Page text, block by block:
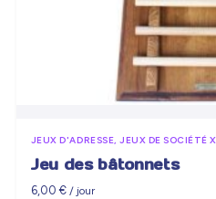
JEUX D'ADRESSE, JEUX DE SOCIÉTÉ
Jeu des bâtonnets
6,00€ / jour